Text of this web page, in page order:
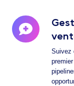
Suivez
Gestion
des
processus